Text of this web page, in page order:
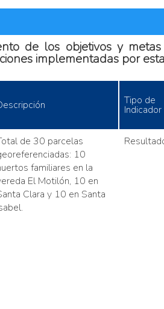
de los objetivos y
implementadas por
Tipo de
Indicador
de 30 parcelas
10
familiares en la
El Motilón, 10 en
Clara y 10 en Santa